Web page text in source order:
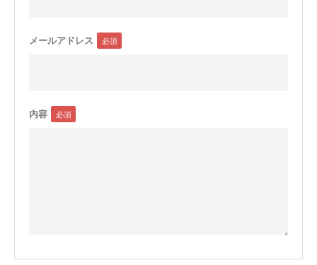
メールアドレス
内容